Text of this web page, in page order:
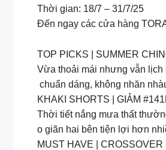
Thời gian: 18/7 – 31/7/25
Đến ngay các cửa hàng
TOP PICKS | SUMMER
Vừa thoải mái nhưng vẫn
chuẩn dáng, không nhăn
KHAKI SHORTS | GIẢM
Thời tiết nắng mưa thất
o giãn hai bên tiện lợi hơn
MUST HAVE | CROSSOVER